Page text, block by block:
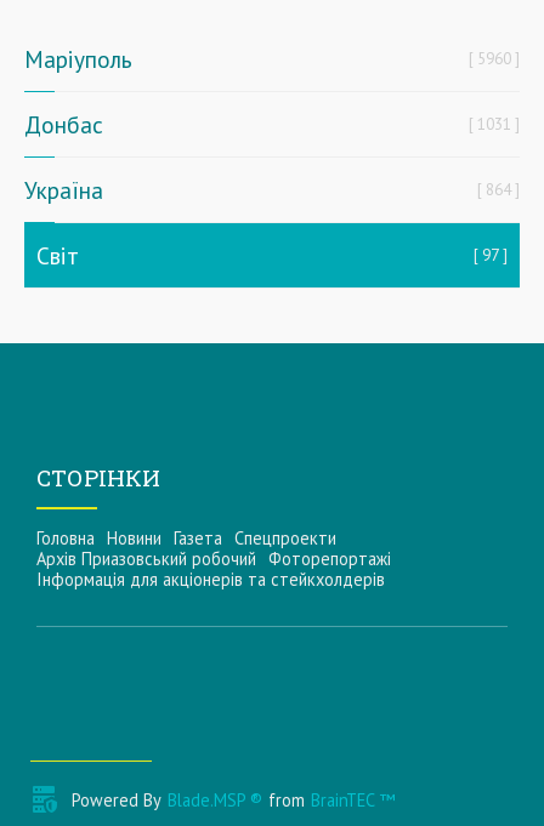
Маріуполь 5960
Донбас 1031
Україна 864
Світ 97
СТОРІНКИ
Головна Новини Газета Спецпроекти
Архів Приазовський робочий Фоторепортажі
Інформацiя для акцiонерiв та стейкхолдерiв
Powered By Blade.MSP ® from BrainTEC ™